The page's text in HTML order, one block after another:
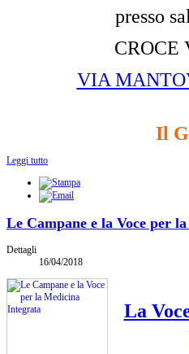
presso
CROCE
VIA
Il
Leggi tutto
Le Campane e la Voce per
Dettagli
16/04/2018
La